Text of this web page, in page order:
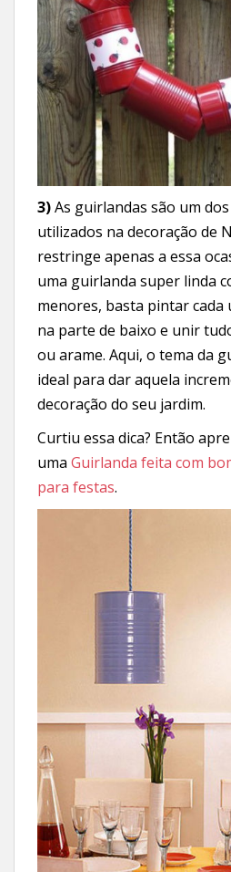
3)As guirlandas são um
utilizados na decoração de
restringe apenas a essa
uma guirlanda super linda
menores, basta pintar
na parte de baixo e unir
ou arame. Aqui, o tema da
ideal para dar aquela
decoração do seu jardim.
Curtiu essa dica? Então
uma Guirlanda feita com
para festas.